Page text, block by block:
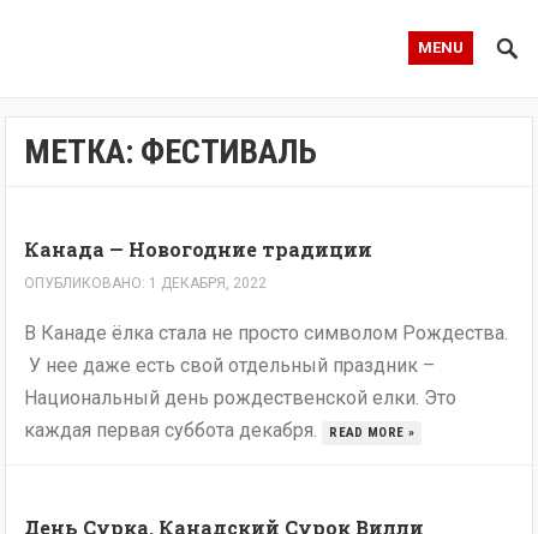
MENU
МЕТКА: ФЕСТИВАЛЬ
Канада — Новогодние традиции
ОПУБЛИКОВАНО: 1 ДЕКАБРЯ, 2022
В Канаде ёлка стала не просто символом Рождества.
У нее даже есть свой отдельный праздник –
Национальный день рождественской елки. Это
каждая первая суббота декабря.
READ MORE »
День Сурка. Канадский Сурок Вилли